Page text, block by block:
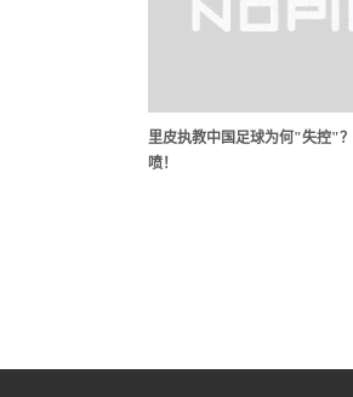
里皮执教中国足球为何"失控"
喷！